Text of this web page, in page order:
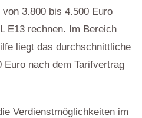
3.800 bis 4.500 Euro
E13 rechnen. Im Bereich
liegt das durchschnittliche
Euro nach dem Tarifvertrag
Verdienstmöglichkeiten im